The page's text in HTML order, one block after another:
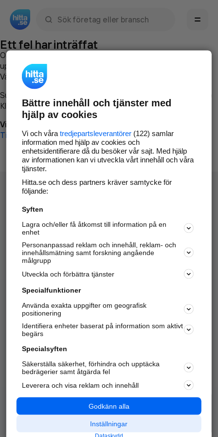
Ett fel har inträffat
Om du vill kan du
uppstod så att vi lättare och snabbare kan avhjälpa det.
Vänligen försök med följande:
Surfa till
Klicka påTillbaka-knappen i webbläsaren och försök igen
Vi beklagar besväret!
Till startsidan
Hitta.se - Gratis nummerupplysning.
Sök företag, personer och platser.
Hitta telefonnummer, adresser, företagsinfo mm.
Marknadsför företaget
Kom igång och annonsera mot
samarbetspartners nära dig.
Alla kategorier
Populära sökningar
API & Kartor
Annonsera
Integritet
Nödnummer
Bättre innehåll och tjänster med
hjälp av cookies
Vi och våra tredjepartsleverantörer(122) samlar
information med hjälp av cookies och
enhetsidentifierare då du besöker vår sajt. Med hjälp
av informationen kan vi utveckla vårt innehåll och våra
tjänster.
Hitta.se och dess partners kräver samtycke för
följande:
Syften
Lagra och/eller få åtkomst till information på en
enhet
Personanpassad reklam och innehåll, reklam- och
innehållsmätning samt forskning angående
målgrupp
Utveckla och förbättra tjänster
Specialfunktioner
Använda exakta uppgifter om geografisk
positionering
Identifiera enheter baserat på information som aktivt
begärs
Specialsyften
Säkerställa säkerhet, förhindra och upptäcka
bedrägerier samt åtgärda fel
Leverera och visa reklam och innehåll
Godkänn alla
Inställningar
Dataskydd